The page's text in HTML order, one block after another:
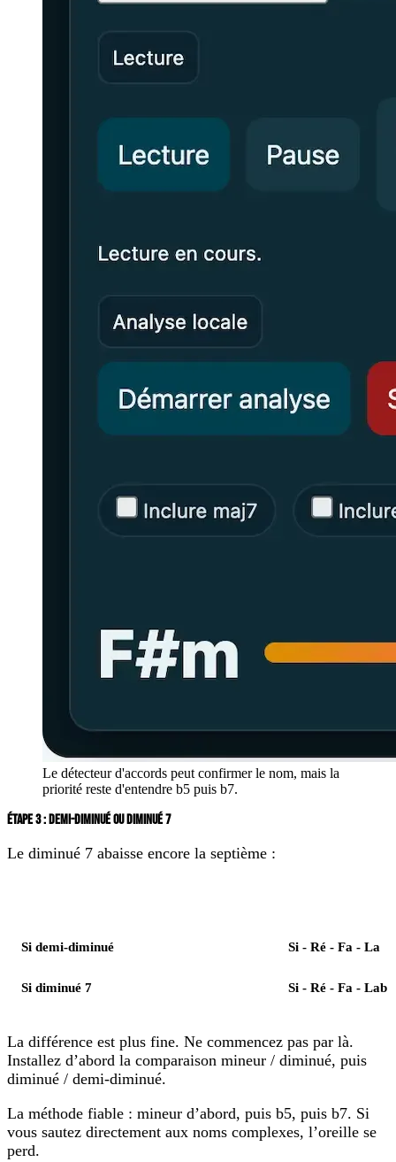
Le détecteur d'accords peut confirmer le nom, mais la
priorité reste d'entendre b5 puis b7.
ÉTAPE 3 : DEMI-DIMINUÉ OU DIMINUÉ 7
Le diminué 7 abaisse encore la septième :
Si demi-diminué Si - Ré - Fa - La
Si diminué 7 Si - Ré - Fa - Lab
La différence est plus fine. Ne commencez pas par là.
Installez d’abord la comparaison mineur / diminué, puis
diminué / demi-diminué.
La méthode fiable : mineur d’abord, puis b5, puis b7. Si
vous sautez directement aux noms complexes, l’oreille se
perd.